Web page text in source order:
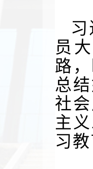
员
路
总
社
主
习